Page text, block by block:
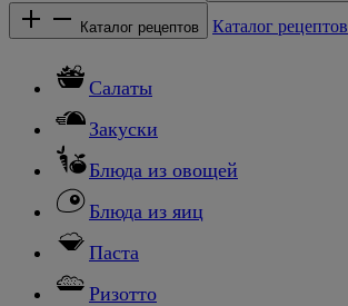
Каталог рецептов Каталог рецептов
Салаты
Закуски
Блюда из овощей
Блюда из яиц
Паста
Ризотто